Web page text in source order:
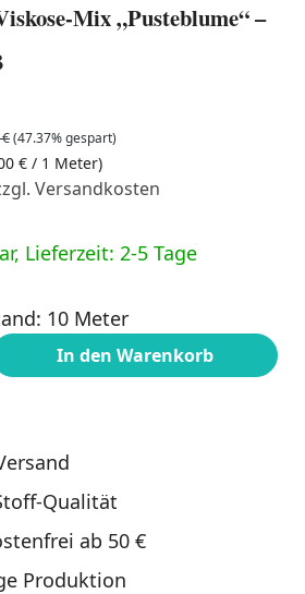
Mix „Pusteblume“ –
(47.37% gespart)
€ / 1 Meter)
Versandkosten
Lieferzeit: 2-5 Tage
10 Meter
Gib den gewünschten
In den Warenkorb
Qualität
ab 50 €
Produktion